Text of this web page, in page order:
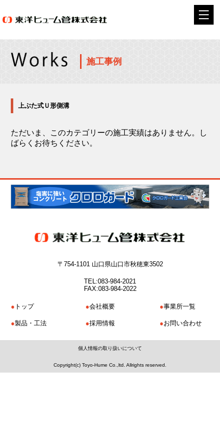
施工事例
上ぶた式Ｕ形側溝
ただいま、このカテゴリーの施工実績はありません。し
ばらくお待ちください。
〒754-1101 山口県山口市秋穂東3502
TEL:083-984-2021
FAX:083-984-2022
トップ 会社概要 事業所一覧
製品・工法 採用情報 お問い合わせ
個人情報の取り扱いについて
Copyright(c) Toyo-Hume Co.,ltd. Allrights reserved.